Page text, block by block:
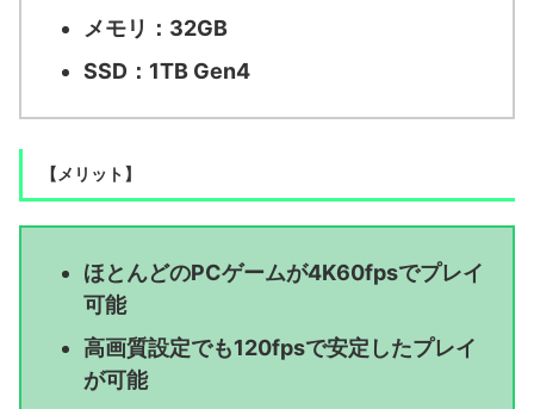
メモリ：32GB
SSD：1TB Gen4
【メリット】
ほとんどのPCゲームが4K60fpsでプレイ
可能
高画質設定でも120fpsで安定したプレイ
が可能